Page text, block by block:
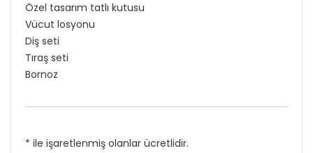
Özel tasarım tatlı kutusu
Vücut losyonu
Diş seti
Tıraş seti
Bornoz
* ile işaretlenmiş olanlar ücretlidir.